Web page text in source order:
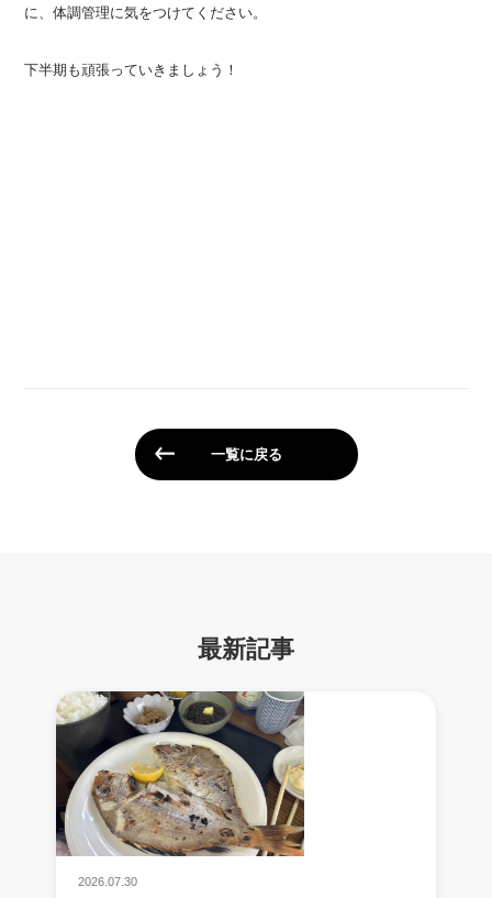
に、体調管理に気をつけてください。
下半期も頑張っていきましょう！
一覧に戻る
最新記事
2026.07.30